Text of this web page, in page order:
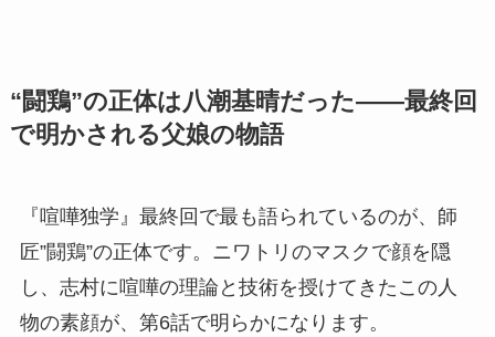
“闘鶏”の正体は八潮基晴だった——最終回
で明かされる父娘の物語
『喧嘩独学』最終回で最も語られているのが、師
匠”闘鶏”の正体です。ニワトリのマスクで顔を隠
し、志村に喧嘩の理論と技術を授けてきたこの人
物の素顔が、第6話で明らかになります。